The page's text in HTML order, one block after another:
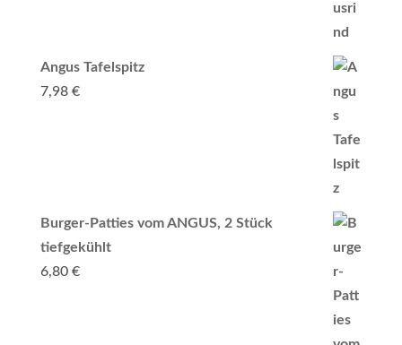
Angus Tafelspitz
7,98 €
Burger-Patties vom ANGUS, 2 Stück
tiefgekühlt
6,80 €